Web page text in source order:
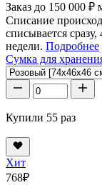
Заказ до 150 000 ₽
Списание
списывается
недели. Подробнее
Сумка для
Купили 55 раз
Хит
768₽